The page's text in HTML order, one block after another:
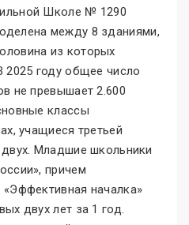
Школе № 1290
между 8 зданиями,
из которых
2025 году общее число
не превышает 2.600
классы
учащиеся третьей
Младшие школьники
», причем
«Эффективная началка»
двух лет за 1 год.